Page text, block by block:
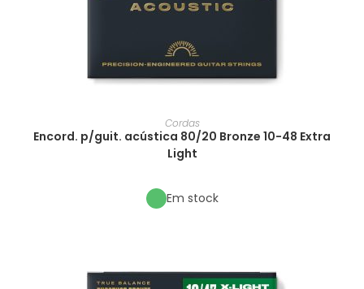
Cordas
Encord. p/guit. acústica 80/20 Bronze 10-48 Extra
Light
Em stock